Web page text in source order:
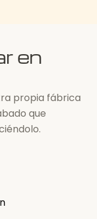
en
propia fábrica
que